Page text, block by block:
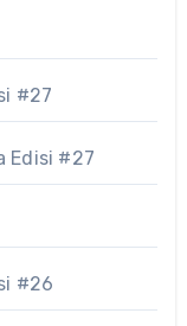
#27
Edisi #27
#26